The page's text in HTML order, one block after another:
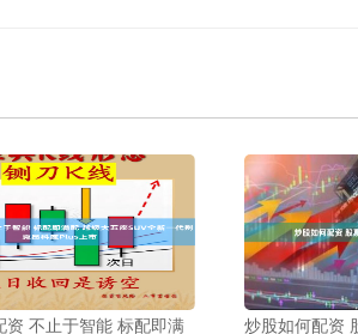
资 不止于智能 标配即满 炒股如何配资